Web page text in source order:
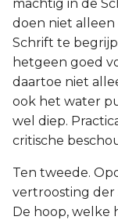
machtig in de
doen niet
Schrift te
hetgeen goed
daartoe niet
ook het water
wel diep.
critische
Ten tweede.
vertroosting der
De hoop, welke